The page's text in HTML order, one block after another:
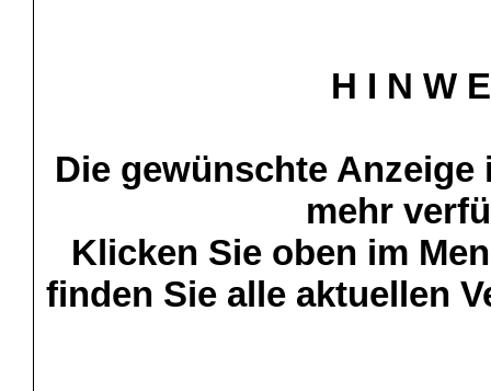
H I N W
Die gewünschte
mehr
Klicken Sie oben im
finden Sie alle aktuellen